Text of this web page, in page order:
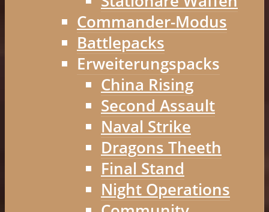
Commander-Modus
Battlepacks
Erweiterungspacks
China Rising
Second Assault
Naval Strike
Dragons Theeth
Final Stand
Night Operations